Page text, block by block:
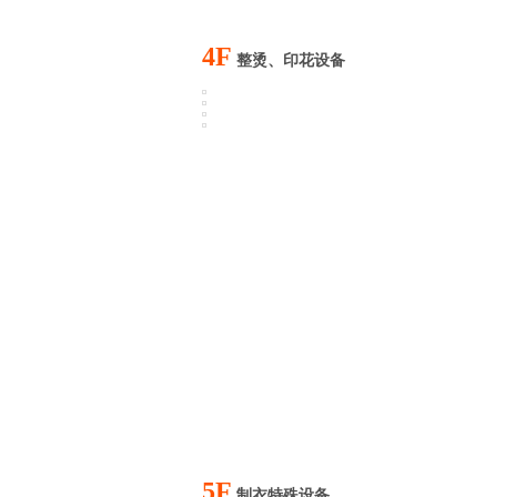
4F 整烫、印花设备